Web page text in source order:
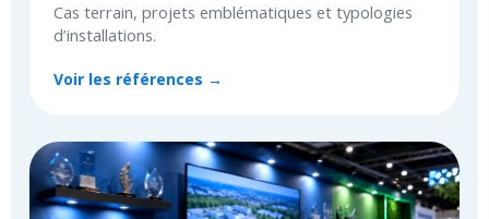
Cas terrain, projets emblématiques et typologies
d’installations.
Voir les références →